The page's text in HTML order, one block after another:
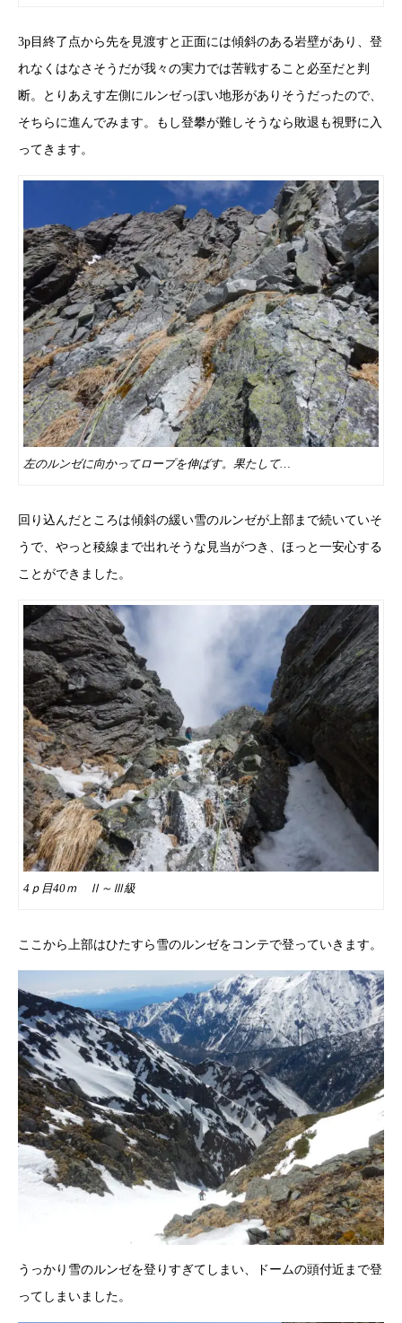
3p目終了点から先を見渡すと正面には傾斜のある岩壁があり、登
れなくはなさそうだが我々の実力では苦戦すること必至だと判
断。とりあえす左側にルンゼっぽい地形がありそうだったので、
そちらに進んでみます。もし登攀が難しそうなら敗退も視野に入
ってきます。
左のルンゼに向かってロープを伸ばす。果たして…
回り込んだところは傾斜の緩い雪のルンゼが上部まで続いていそ
うで、やっと稜線まで出れそうな見当がつき、ほっと一安心する
ことができました。
4ｐ目40ｍ Ⅱ～Ⅲ級
ここから上部はひたすら雪のルンゼをコンテで登っていきます。
うっかり雪のルンゼを登りすぎてしまい、ドームの頭付近まで登
ってしまいました。